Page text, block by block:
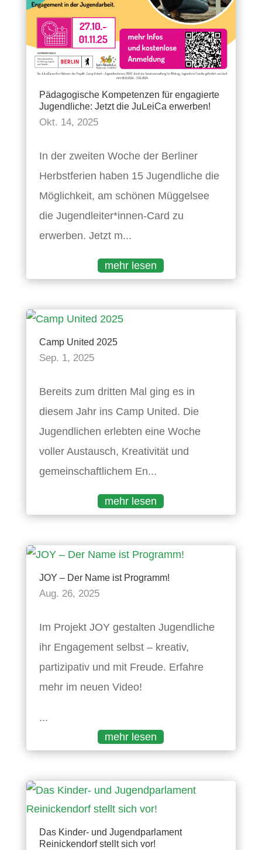
Pädagogische Kompetenzen für engagierte
Jugendliche: Jetzt die JuLeiCa erwerben!
Okt. 14, 2025
In der zweiten Woche der Berliner
Herbstferien haben 15 Jugendliche die
Möglichkeit, am schönen Müggelsee
die Jugendleiter*innen-Card zu
erwerben. Jetzt m...
mehr lesen
Camp United 2025
Sep. 1, 2025
Bereits zum dritten Mal ging es in
diesem Jahr ins Camp United. Die
Jugendlichen erlebten eine Woche
voller Austausch, Kreativität und
gemeinschaftlichem En...
mehr lesen
JOY – Der Name ist Programm!
Aug. 26, 2025
Im Projekt JOY gestalten Jugendliche
ihr Engagement selbst – kreativ,
partizipativ und mit Freude. Erfahre
mehr im neuen Video!
...
mehr lesen
Das Kinder- und Jugendparlament
Reinickendorf stellt sich vor!